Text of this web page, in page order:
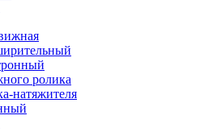
ролика
натяжителя